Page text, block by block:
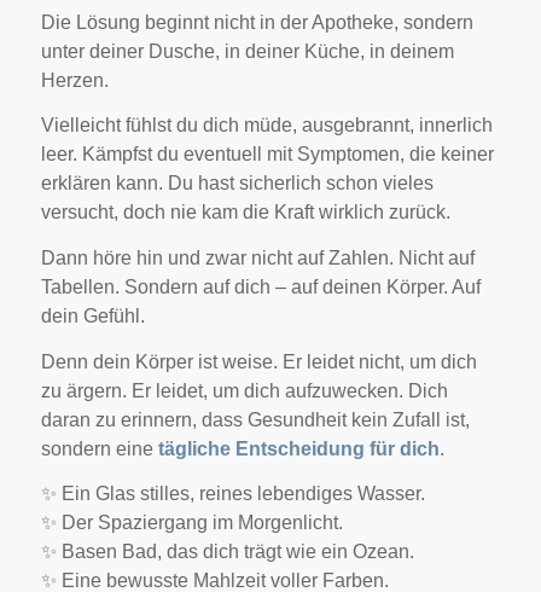
Die Lösung beginnt nicht in der Apotheke, sondern
unter deiner Dusche, in deiner Küche, in deinem
Herzen.
Vielleicht fühlst du dich müde, ausgebrannt, innerlich
leer. Kämpfst du eventuell mit Symptomen, die keiner
erklären kann. Du hast sicherlich schon vieles
versucht, doch nie kam die Kraft wirklich zurück.
Dann höre hin und zwar nicht auf Zahlen. Nicht auf
Tabellen. Sondern auf dich – auf deinen Körper. Auf
dein Gefühl.
Denn dein Körper ist weise. Er leidet nicht, um dich
zu ärgern. Er leidet, um dich aufzuwecken. Dich
daran zu erinnern, dass Gesundheit kein Zufall ist,
sondern eine tägliche Entscheidung für dich.
✨ Ein Glas stilles, reines lebendiges Wasser.
✨ Der Spaziergang im Morgenlicht.
✨ Basen Bad, das dich trägt wie ein Ozean.
✨ Eine bewusste Mahlzeit voller Farben.